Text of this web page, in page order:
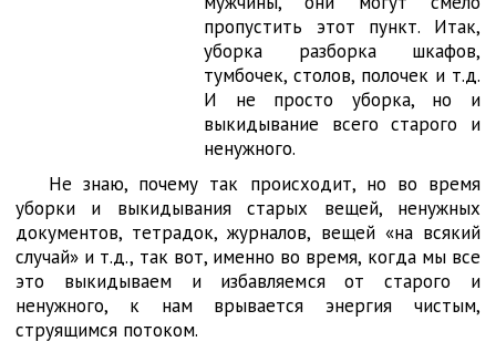
пропустить этот пункт. Итак,
уборка разборка шкафов,
тумбочек, столов, полочек и т.д.
И не просто уборка, но и
выкидывание всего старого и
ненужного.
Не знаю, почему так происходит, но во время
уборки и выкидывания старых вещей, ненужных
документов, тетрадок, журналов, вещей «на всякий
случай» и т.д., так вот, именно во время, когда мы все
это выкидываем и избавляемся от старого и
ненужного, к нам врывается энергия чистым,
струящимся потоком.